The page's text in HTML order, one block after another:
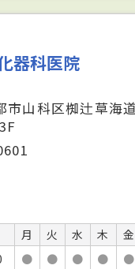
器科医院
市山科区椥辻草海
月 火 水 木 金
● ● ● ● ●